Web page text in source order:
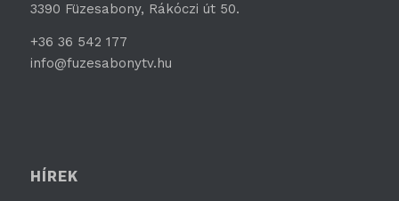
3390 Füzesabony, Rákóczi út 50.
+36 36 542 177
info@fuzesabonytv.hu
HÍREK